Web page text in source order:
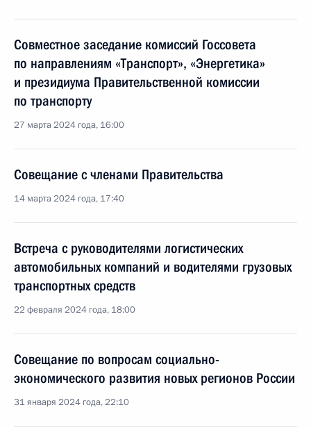
Совместное заседание комиссий Госсовета
по направлениям «Транспорт», «Энергетика»
и президиума Правительственной комиссии
по транспорту
27 марта 2024 года, 16:00
Совещание с членами Правительства
14 марта 2024 года, 17:40
Встреча с руководителями логистических
автомобильных компаний и водителями грузовых
транспортных средств
22 февраля 2024 года, 18:00
Совещание по вопросам социально-
экономического развития новых регионов России
31 января 2024 года, 22:10